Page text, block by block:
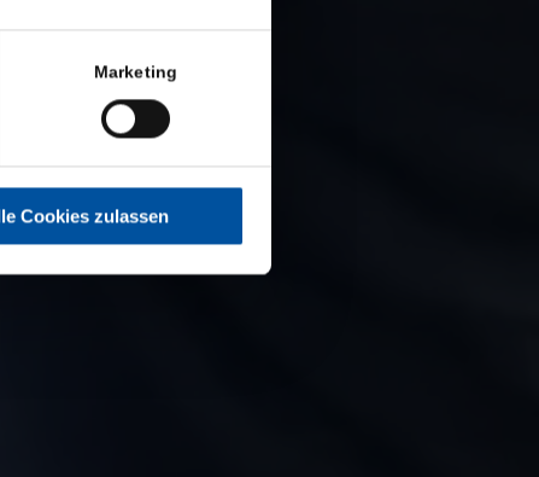
Marketing
Cookies zulassen